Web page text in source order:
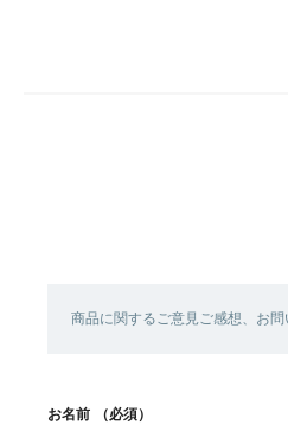
商品に関するご意見ご感想、お
お名前 （必須）